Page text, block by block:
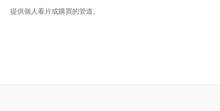
提供個人看片或購買的管道。